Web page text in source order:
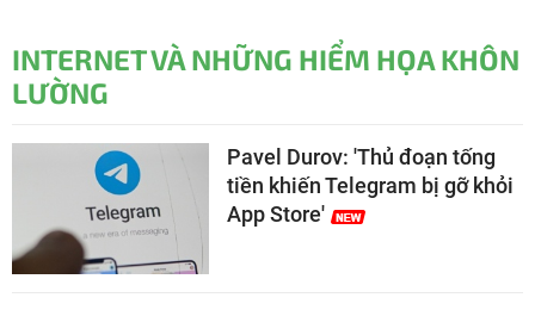
INTERNET VÀ NHỮNG HIỂM HỌA KHÔN
LƯỜNG
Pavel Durov: 'Thủ đoạn tống
tiền khiến Telegram bị gỡ khỏi
App Store'